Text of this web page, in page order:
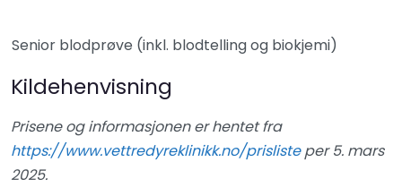
Senior blodprøve (inkl. blodtelling og biokjemi)
Kildehenvisning
Prisene og informasjonen er hentet fra
https://www.vettredyreklinikk.no/prislisteper 5. mars
2025.